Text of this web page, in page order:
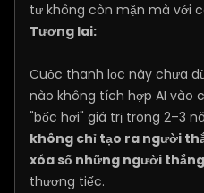
tư không còn mặn mà với
Tương lai:
Cuộc thanh lọc này chưa
nào không tích hợp AI vào
"bốc hơi" giá trị trong 2–3
không chỉ tạo ra người
xóa sổ những người
thương tiếc.